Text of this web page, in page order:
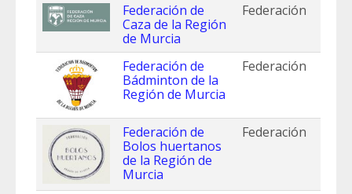
Federación de
Caza de la Región
de Murcia
Federación
Federación de
Bádminton de la
Región de Murcia
Federación
Federación de
Bolos huertanos
de la Región de
Murcia
Federación